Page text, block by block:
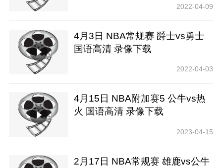
2022-04-09
4月3日 NBA常规赛 爵士vs勇士
国语高清 录像下载
2022-04-03
4月15日 NBA附加赛5 公牛vs热
火 国语高清 录像下载
2023-04-15
2月17日 NBA常规赛 雄鹿vs公牛